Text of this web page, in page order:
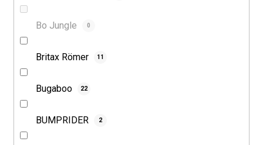
Bo Jungle 0
Britax Römer 11
Bugaboo 22
BUMPRIDER 2